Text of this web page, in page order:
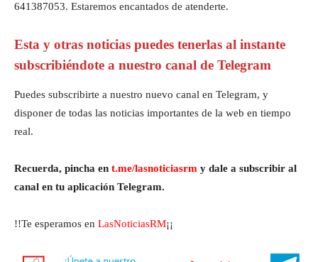
641387053. Estaremos encantados de atenderte.
Esta y otras noticias puedes tenerlas al instante
subscribiéndote a nuestro canal de Telegram
Puedes subscribirte a nuestro nuevo canal en Telegram, y
disponer de todas las noticias importantes de la web en tiempo
real.
Recuerda, pincha en t.me/lasnoticiasrm y dale a subscribir al
canal en tu aplicación Telegram.
!!Te esperamos en LasNoticiasRM¡¡